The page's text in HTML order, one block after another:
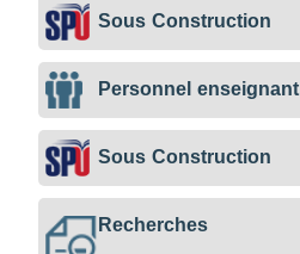
Sous Construction
Personnel enseignant
Sous Construction
Recherches